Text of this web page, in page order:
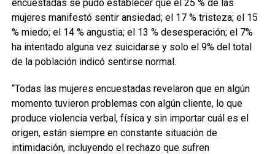
encuestadas se pudo establecer que el 25 % de las
mujeres manifestó sentir ansiedad; el 17 % tristeza; el 15
% miedo; el 14 % angustia; el 13 % desesperación; el 7%
ha intentado alguna vez suicidarse y solo el 9% del total
de la población indicó sentirse normal.
“Todas las mujeres encuestadas revelaron que en algún
momento tuvieron problemas con algún cliente, lo que
produce violencia verbal, física y sin importar cuál es el
origen, están siempre en constante situación de
intimidación, incluyendo el rechazo que sufren